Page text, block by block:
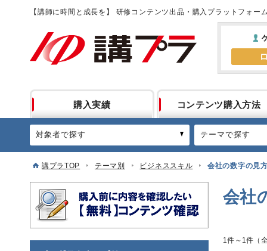
【講師に時間と成長を】 研修コンテンツ出品・購入プラットフォー
購入実績 コンテンツ購入方法
対象者で探す テーマで探す
講プラTOP テーマ別 ビジネススキル 会社の数字の見
会社
1件～1件（